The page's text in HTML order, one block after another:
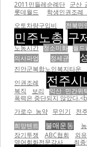
2011민들레순례단 군산
롯데월드
학생인권조
오토차량구입비
전북민
민주노총 구
노동시간 청소미화 월드
의사파업
정세균
진안군복합노인복지타운
인권조례
전주시
복직 보리 익산 민간위
폭력은 중단되지 않았다
가로수 농약
무인기 전
희망텐트
불매운동
장기투쟁
ABC협회 외
영어회화전문강사 최